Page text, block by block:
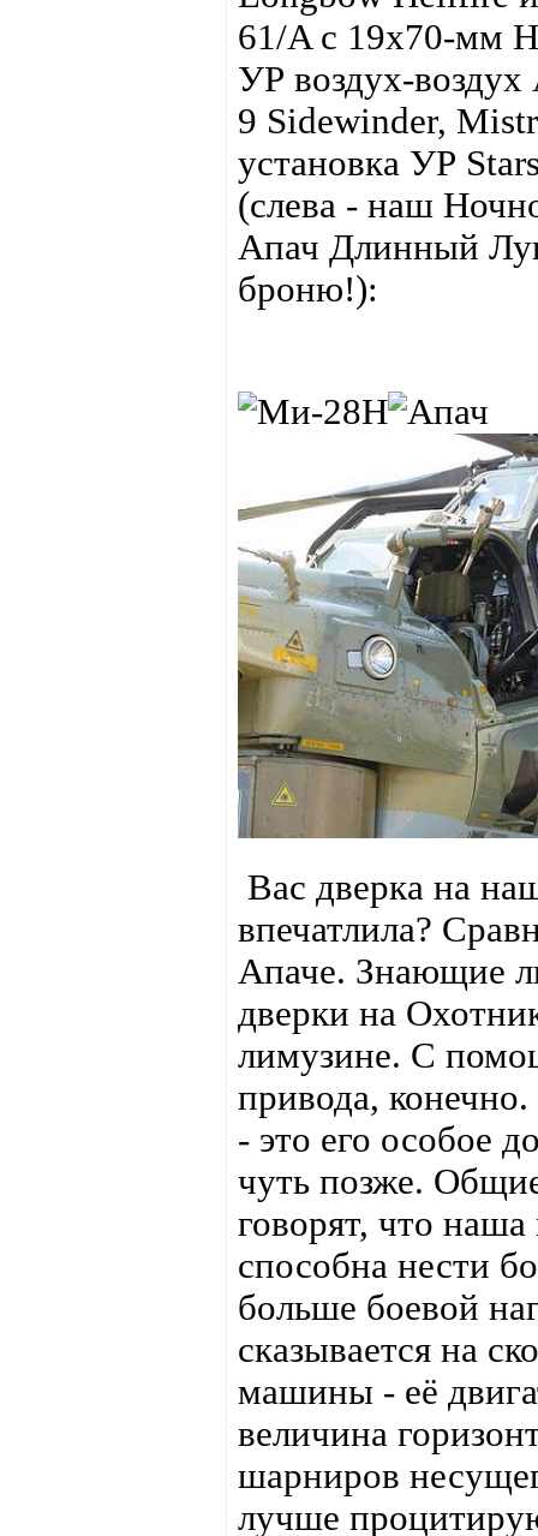
61/A c 19х70-мм
УР воздух-
9 Sidewinder,
установка УР
(слева - наш
Апач Длинный
броню!):
Вас дверка на
впечатлила?
Апаче. Знающие
дверки на
лимузине. С
привода,
- это его особое
чуть позже.
говорят, что
способна нести
больше боевой
сказывается на
машины - её
величина
шарниров
лучше